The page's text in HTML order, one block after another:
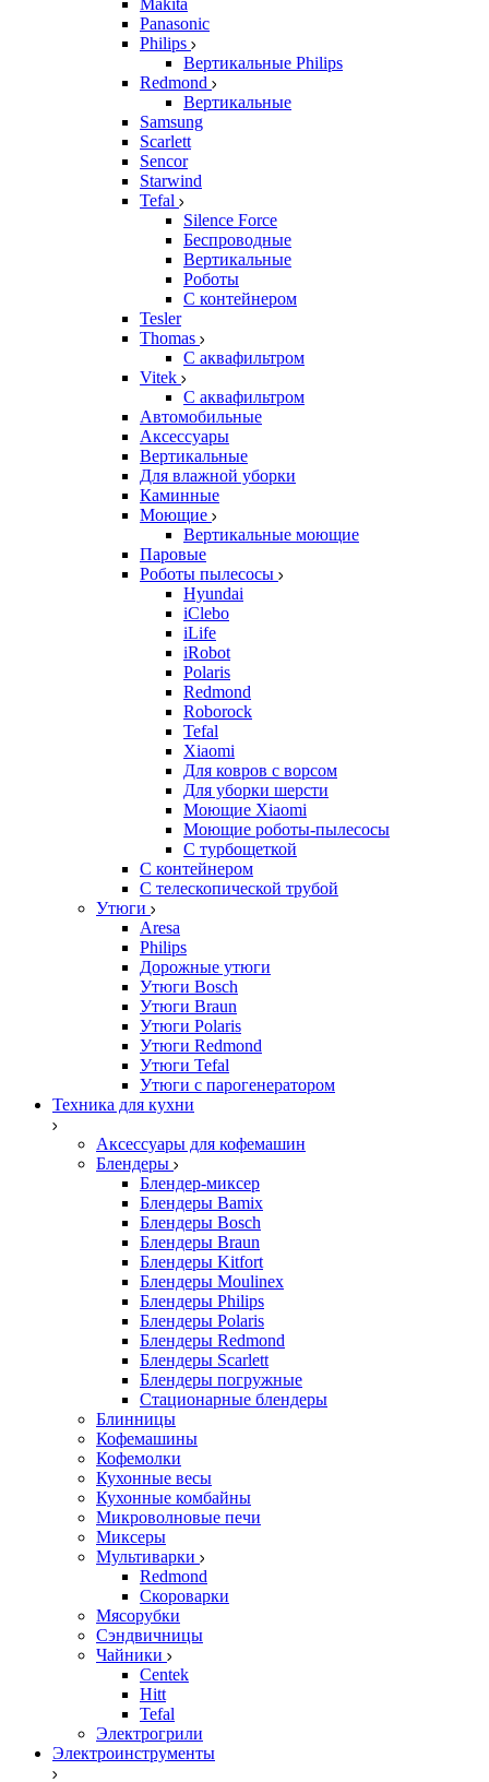
Makita
Panasonic
Philips
Вертикальные Philips
Redmond
Вертикальные
Samsung
Scarlett
Sencor
Starwind
Tefal
Silence Force
Беспроводные
Вертикальные
Роботы
С контейнером
Tesler
Thomas
С аквафильтром
Vitek
С аквафильтром
Автомобильные
Аксессуары
Вертикальные
Для влажной уборки
Каминные
Моющие
Вертикальные моющие
Паровые
Роботы пылесосы
Hyundai
iClebo
iLife
iRobot
Polaris
Redmond
Roborock
Tefal
Xiaomi
Для ковров с ворсом
Для уборки шерсти
Моющие Xiaomi
Моющие роботы-пылесосы
С турбощеткой
С контейнером
С телескопической трубой
Утюги
Aresa
Philips
Дорожные утюги
Утюги Bosch
Утюги Braun
Утюги Polaris
Утюги Redmond
Утюги Tefal
Утюги с парогенератором
Техника для кухни
Аксессуары для кофемашин
Блендеры
Блендер-миксер
Блендеры Bamix
Блендеры Bosch
Блендеры Braun
Блендеры Kitfort
Блендеры Moulinex
Блендеры Philips
Блендеры Polaris
Блендеры Redmond
Блендеры Scarlett
Блендеры погружные
Стационарные блендеры
Блинницы
Кофемашины
Кофемолки
Кухонные весы
Кухонные комбайны
Микроволновые печи
Миксеры
Мультиварки
Redmond
Скороварки
Мясорубки
Сэндвичницы
Чайники
Centek
Hitt
Tefal
Электрогрили
Электроинструменты